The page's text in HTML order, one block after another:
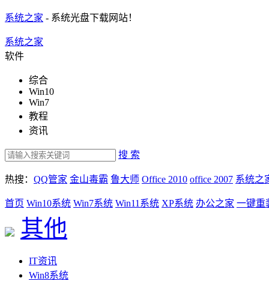
系统之家 - 系统光盘下载网站！
系统之家
软件
综合
Win10
Win7
教程
资讯
搜 索
热搜： QQ管家 金山毒霸 鲁大师 Office 2010 office 2007 系统之
首页 Win10系统 Win7系统 Win11系统 XP系统 办公之家 一键重
其他
IT资讯
Win8系统